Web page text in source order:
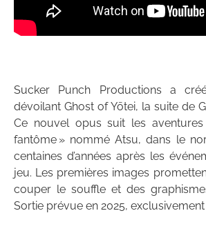
Sucker Punch Productions a
dévoilant Ghost of Yōtei, la suite de
Ce nouvel opus suit les aventures
fantôme » nommé Atsu, dans le
centaines d’années après les
jeu. Les premières images
couper le souffle et des
Sortie prévue en 2025, exclusivement